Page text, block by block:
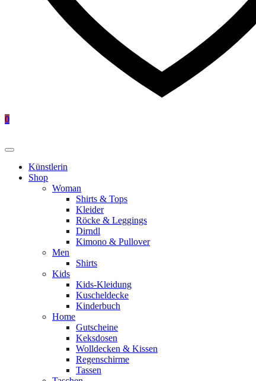
0
Künstlerin
Shop
Woman
Shirts & Tops
Kleider
Röcke & Leggings
Dirndl
Kimono & Pullover
Men
Shirts
Kids
Kids-Kleidung
Kuscheldecke
Kinderbuch
Home
Gutscheine
Keksdosen
Wolldecken & Kissen
Regenschirme
Tassen